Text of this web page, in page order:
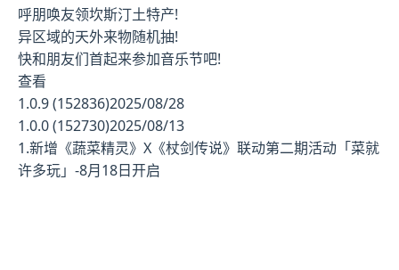
呼朋唤友领坎斯汀土特产!
异区域的天外来物随机抽!
快和朋友们首起来参加音乐节吧!
查看
1.0.9 (152836)2025/08/28
1.0.0 (152730)2025/08/13
1.新增《蔬菜精灵》X《杖剑传说》联动第二期活动「菜就
许多玩」-8月18日开启